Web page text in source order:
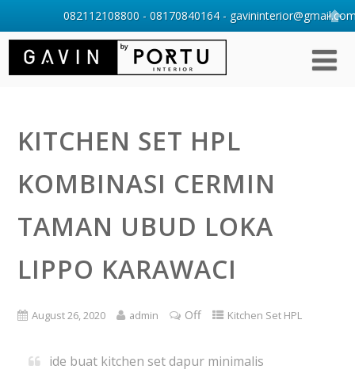
KITCHEN SET HPL
KOMBINASI CERMIN
TAMAN UBUD LOKA
LIPPO KARAWACI
August 26, 2020 admin Off Kitchen Set HPL
ide buat kitchen set dapur minimalis
082112108800 - 08170840164 -